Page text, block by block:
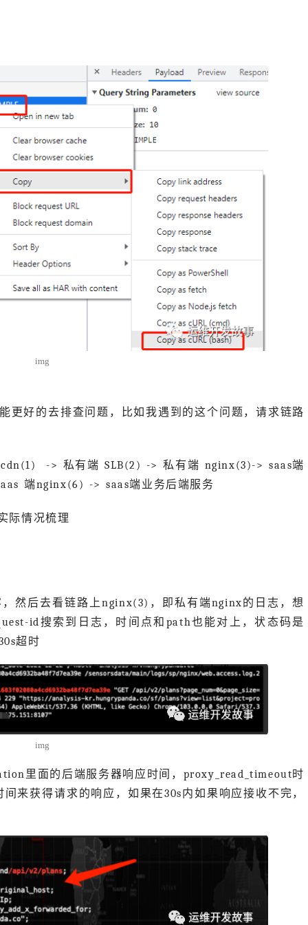
img
更好的去排查问题，比如我遇到的这个问题，请求链路
-> 私有端 SLB(2) -> 私有端 nginx(3)-> saas端
端nginx(6) -> saas端业务后端服务
际情况梳理
然后去看链路上nginx(3)，即私有端nginx的日志，想
id搜索到日志，时间点和path也能对上，状态码是
超时
img
里面的后端服务器响应时间，proxy_read_timeout时
来获得请求的响应，如果在30s内如果响应接收不完，